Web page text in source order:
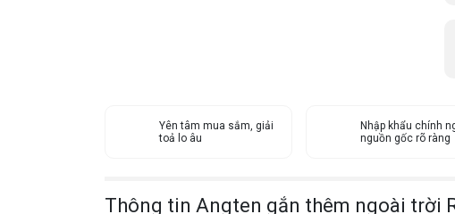
n
g
Yên tâm mua sắm, giải
toả lo âu
Nhập khẩu chính
nguồn gốc rõ ràng
Thông tin Angten gắn thêm ngoài trời